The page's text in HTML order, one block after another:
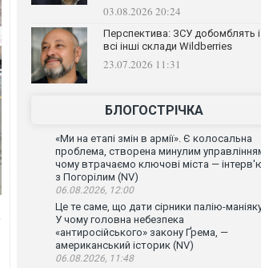
03.08.2026 20:24
Перспектива: ЗСУ добомблять і
всі інші склади Wildberries
23.07.2026 11:31
БЛОГОСТРІЧКА
«Ми на етапі змін в армії». Є колосальна
проблема, створена минулим
чому втрачаємо ключові міста —
з Погорілим (NV)
06.08.2026, 12:00
Це те саме, що дати сірники палію-
У чому головна небезпека
«антиросійського» закону Ґрема, —
американський історик (NV)
06.08.2026, 11:48